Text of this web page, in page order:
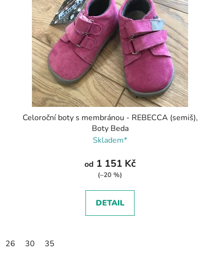
Celoroční boty s membránou - REBECCA (semiš),
Boty Beda
Skladem*
od 1 151 Kč
(–20 %)
DETAIL
26 30 35